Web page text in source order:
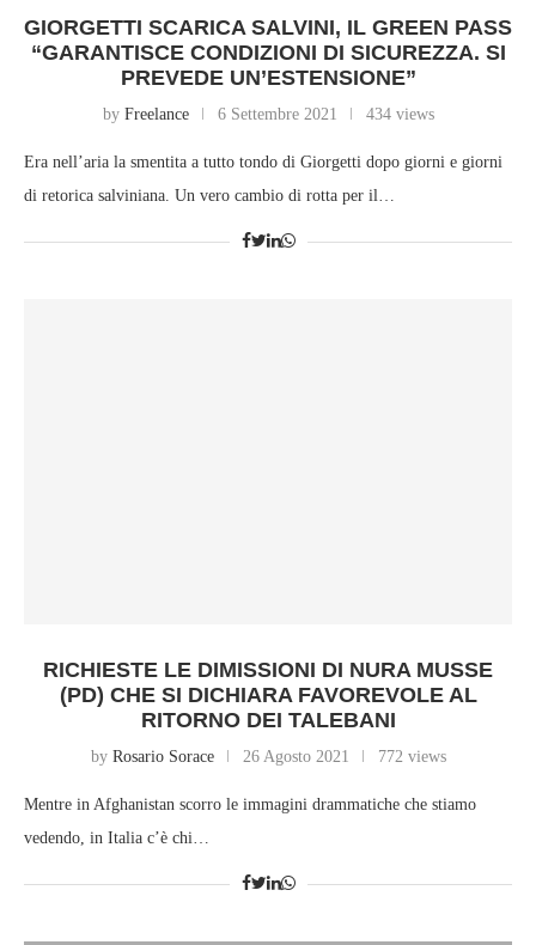
GIORGETTI SCARICA SALVINI, IL GREEN PASS
“GARANTISCE CONDIZIONI DI SICUREZZA. SI
PREVEDE UN’ESTENSIONE”
by Freelance 6 Settembre 2021 434 views
Era nell’aria la smentita a tutto tondo di Giorgetti dopo giorni e giorni
di retorica salviniana. Un vero cambio di rotta per il…
RICHIESTE LE DIMISSIONI DI NURA MUSSE
(PD) CHE SI DICHIARA FAVOREVOLE AL
RITORNO DEI TALEBANI
by Rosario Sorace 26 Agosto 2021 772 views
Mentre in Afghanistan scorro le immagini drammatiche che stiamo
vedendo, in Italia c’è chi…